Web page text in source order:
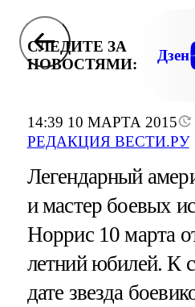
14:39 10 МАРТА 2015
РЕДАКЦИЯ ВЕСТИ.РУ
СЛЕДИТЕ ЗА
НОВОСТЯМИ:
Дзен
Легендарный
и мастер боевых
Норрис 10 марта
летний юбилей. К
дате звезда